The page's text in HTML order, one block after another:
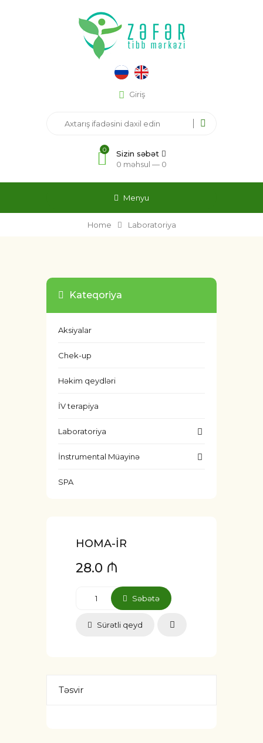
Giriş
0
Sizin səbət
0 məhsul — 0
Menyu
Home Laboratoriya
Kateqoriya
Aksiyalar
Chek-up
Həkim qeydləri
İV terapiya
Laboratoriya
İnstrumental Müayinə
SPA
HOMA-İR
28.0 ₼
Səbətə
Sürətli qeyd
Təsvir